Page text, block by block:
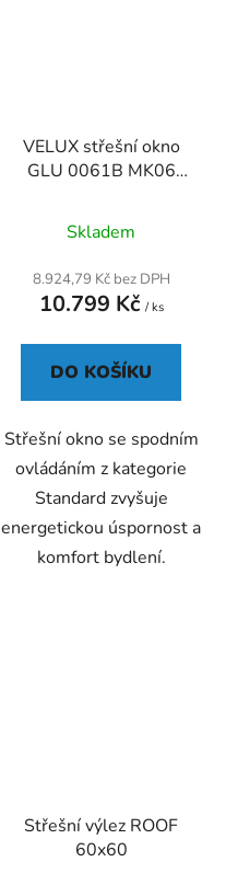
VELUX střešní okno
GLU 0061B MK06
Skladem
8.924,79 Kč bez DPH
10.799 Kč / ks
DO KOŠÍKU
Střešní okno se spodním
ovládáním z kategorie
Standard zvyšuje
energetickou úspornost a
komfort bydlení.
Střešní výlez ROOF
60x60